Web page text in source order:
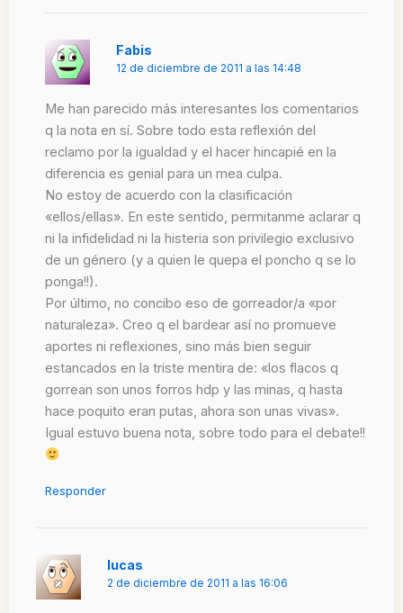
Fabis
12 de diciembre de 2011 a las 14:48
Me han parecido más interesantes los comentarios
q la nota en sí. Sobre todo esta reflexión del
reclamo por la igualdad y el hacer hincapié en la
diferencia es genial para un mea culpa.
No estoy de acuerdo con la clasificación
«ellos/ellas». En este sentido, permitanme aclarar q
ni la infidelidad ni la histeria son privilegio exclusivo
de un género (y a quien le quepa el poncho q se lo
ponga!!).
Por último, no concibo eso de gorreador/a «por
naturaleza». Creo q el bardear así no promueve
aportes ni reflexiones, sino más bien seguir
estancados en la triste mentira de: «los flacos q
gorrean son unos forros hdp y las minas, q hasta
hace poquito eran putas, ahora son unas vivas».
Igual estuvo buena nota, sobre todo para el debate!!
Responder
lucas
2 de diciembre de 2011 a las 16:06